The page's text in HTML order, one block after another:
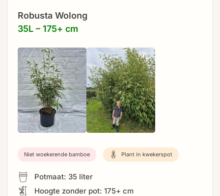
Robusta Wolong
35L – 175+ cm
Niet woekerende bamboe Plant in kwekerspot
Potmaat: 35 liter
Hoogte zonder pot: 175+ cm